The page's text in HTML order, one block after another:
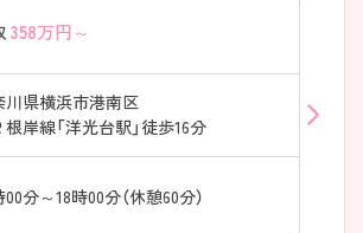
358万円～
川県横浜市港南区
根岸線「洋光台駅」徒歩16分
分～18時00分（休憩60分）